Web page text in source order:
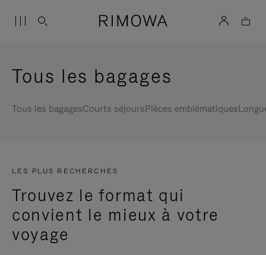
Tous les bagages
Tous les bagagesCourts séjoursPièces emblématiques
LES PLUS RECHERCHÉS
Trouvez le format qui
convient le mieux à votre
voyage